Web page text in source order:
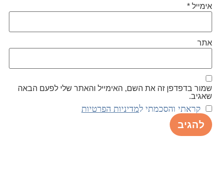
אימייל *
אתר
שמור בדפדפן זה את השם, האימייל והאתר שלי לפעם הבאה
שאגיב.
קראתי והסכמתי למדיניות הפרטיות